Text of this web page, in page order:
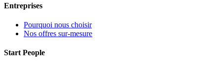
Entreprises
Pourquoi nous choisir
Nos offres sur-mesure
Start People